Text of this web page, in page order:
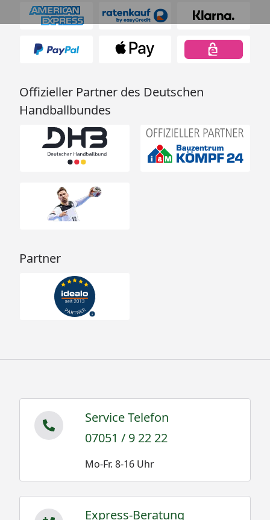
Offizieller Partner des Deutschen
Handballbundes
Partner
Service Telefon
07051 / 9 22 22
Mo-Fr. 8-16 Uhr
Express-Beratung